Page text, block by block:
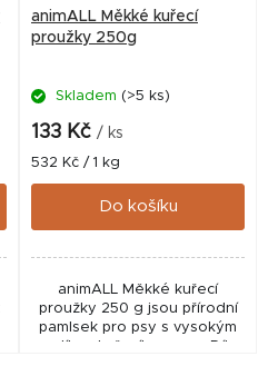
animALL Měkké kuřecí
proužky 250g
Skladem (>5 ks)
133 Kč / ks
Měrná
cena:
532 Kč / 1 kg
Do košíku
animALL Měkké kuřecí
proužky 250 g jsou přírodní
pamlsek pro psy s vysokým